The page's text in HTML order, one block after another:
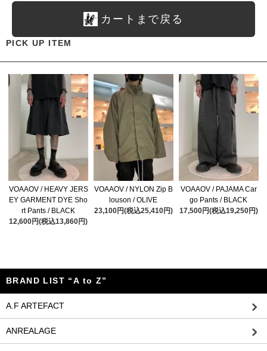
カートまで戻る
PICK UP ITEM
VOAAOV / HEAVY JERS
EY GARMENT DYE Sho
rt Pants / BLACK
12,600円(税込13,860円)
VOAAOV / NYLON Zip B
louson / OLIVE
23,100円(税込25,410円)
VOAAOV / PAJAMA Car
go Pants / BLACK
17,500円(税込19,250円)
BRAND LIST “A to Z”
A.F ARTEFACT
ANREALAGE